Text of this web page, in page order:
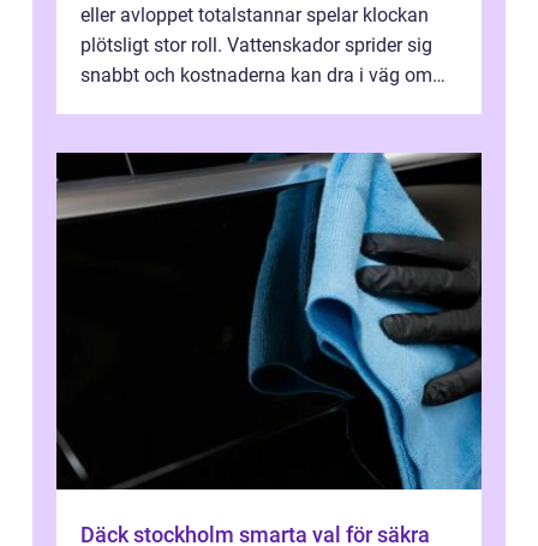
eller avloppet totalstannar spelar klockan
plötsligt stor roll. Vattenskador sprider sig
snabbt och kostnaderna kan dra i väg om
Däck stockholm smarta val för säkra